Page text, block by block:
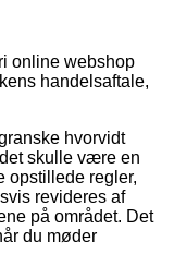
online webshop
handelsaftale,
hvorvidt
skulle være en
opstillede regler,
revideres af
på området. Det
du møder